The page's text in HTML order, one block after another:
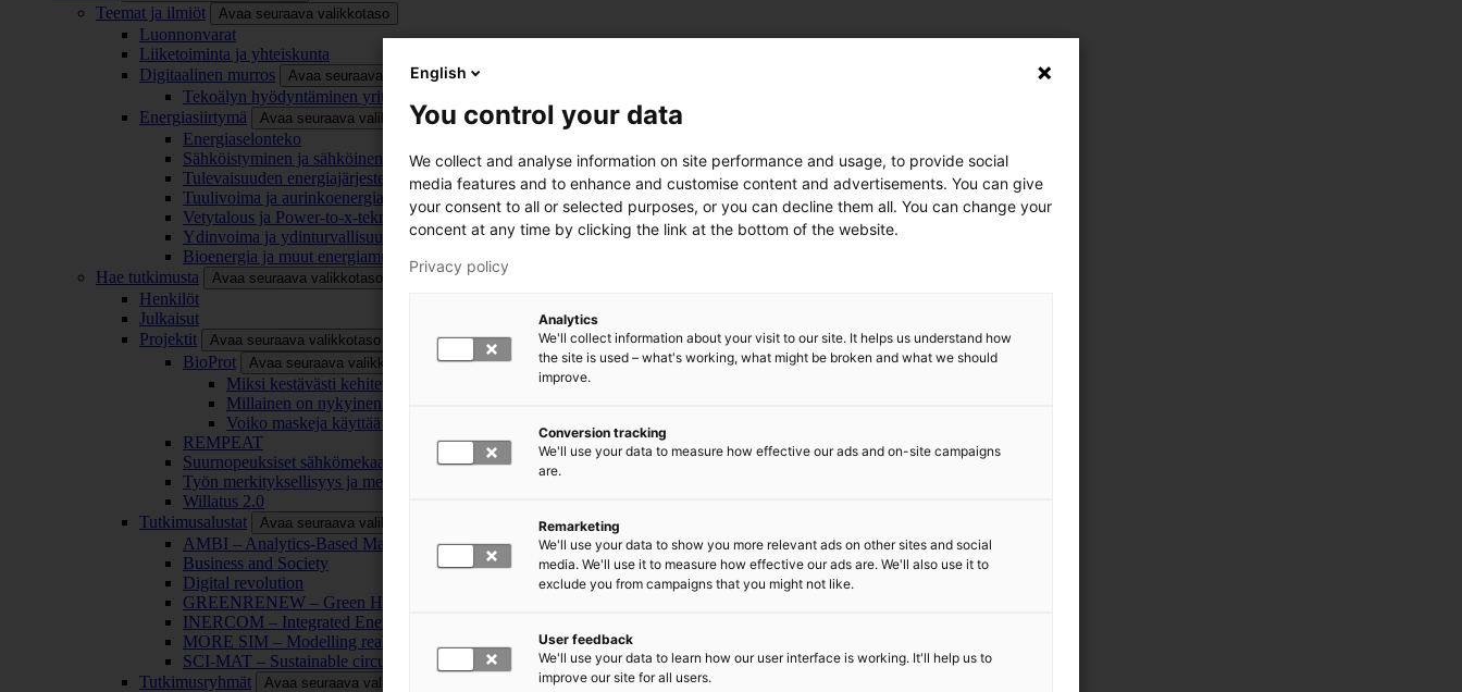
Teemat ja ilmiöt Avaa seuraava valikkotaso
Luonnonvarat
Liiketoiminta ja yhteiskunta
Digitaalinen murros
Avaa seuraava valikkotaso
Tekoälyn hyödyntäminen yrityksissä
Energiasiirtymä
Avaa seuraava valikkotaso
Energiaselonteko
Sähköistyminen ja sähköinen liikenne
Tulevaisuuden energiajärjestelmä
Tuulivoima ja aurinkoenergia
Vetytalous ja Power-to-x-teknologia
Ydinvoima ja ydinturvallisuus
Bioenergia ja muut energiamuodot
Hae tutkimusta
Avaa seuraava valikkotaso
Henkilöt
Julkaisut
Projektit
Avaa seuraava valikkotaso
BioProt Avaa seuraava valikkotaso
Miksi kestävästi kehitetty maski on tärkeä?
Millainen on nykyinen ja tulevaisuuden kasvomaski?
Voiko maskeja käyttää uudelleen ja kierrättää?
REMPEAT
Suurnopeuksiset sähkömekaaniset energianmuunnosjärjestelmät
Työn merkityksellisyys ja merkityksettömyys
Willatus 2.0
Tutkimusalustat
Avaa seuraava valikkotaso
AMBI – Analytics-Based Management for Business and Manufacturing Industry
Business and Society
Digital revolution
GREENRENEW – Green Hydrogen and CO2 for Industry Renewal
INERCOM – Integrated Energy Conversion Machinery
MORE SIM – Modelling reality through simulation
SCI-MAT – Sustainable circularity of inorganic materials
Tutkimusryhmät
Avaa seuraava valikkotaso
English
You control your data
We collect and analyse information on site performance and usage, to provide social
media features and to enhance and customise content and advertisements. You can give
your consent to all or selected purposes, or you can decline them all. You can change your
concent at any time by clicking the link at the bottom of the website.
Privacy policy
Analytics
We'll collect information about your visit to our site. It helps us understand how
the site is used – what's working, what might be broken and what we should
improve.
Conversion tracking
We'll use your data to measure how effective our ads and on-site campaigns
are.
Remarketing
We'll use your data to show you more relevant ads on other sites and social
media. We'll use it to measure how effective our ads are. We'll also use it to
exclude you from campaigns that you might not like.
User feedback
We'll use your data to learn how our user interface is working. It'll help us to
improve our site for all users.